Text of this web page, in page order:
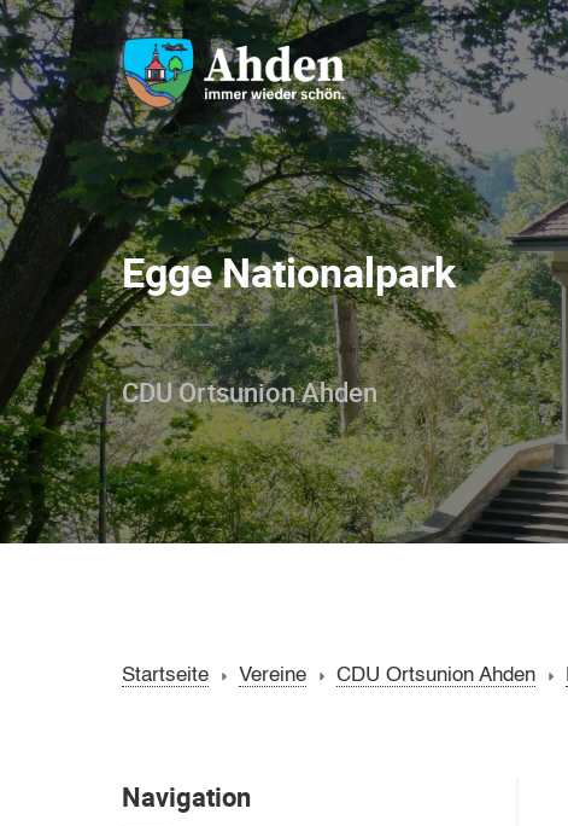
Egge Nationalpark
CDU Ortsunion Ahden
Startseite Vereine CDU Ortsunion Ahden
Navigation